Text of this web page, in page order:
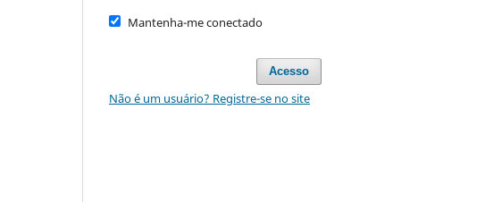
Mantenha-me conectado
Acesso
Não é um usuário? Registre-se no site